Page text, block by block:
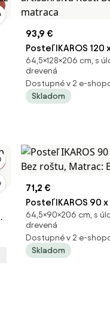
93,9 €
Posteľ IKAROS
artisan/sivá Rošt:
Bez matraca
64,5×128×206 cm, s
drevená
Dostupné v 2 e-
Skladom
71,2 €
Posteľ IKAROS 90
Bez roštu, Matrac:
64,5×90×206 cm, s
drevená
Dostupné v 2 e-
Skladom